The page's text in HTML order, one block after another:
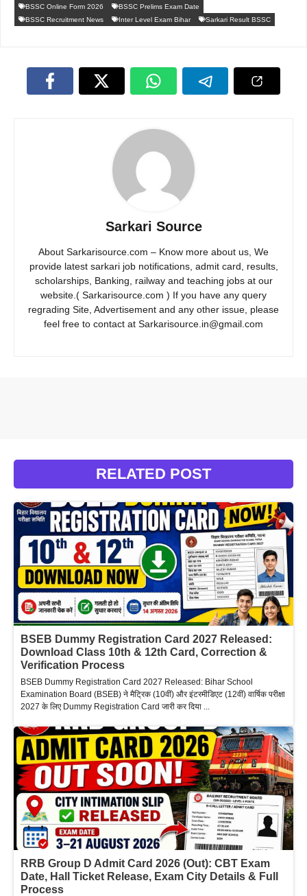
BSSC Online Form 2026
BSSC Prelims Exam Date
BSSC Recruitment News
Inter Level Exam Bihar Sarkari Result BSSC
Sarkari Source
About Sarkarisource.com – Know more about us, We
provide latest sarkari job notifications, admit card, results,
scholarships, Banking, railway and teaching jobs at our
website.( Sarkarisource.com ) If you have any query
regrading Site, Advertisement and any other issue, please
feel free to contact at Sarkarisource.in@gmail.com
RELATED POST
BSEB Dummy Registration Card 2027 Released:
Download Class 10th & 12th Card, Correction &
Verification Process
BSEB Dummy Registration Card 2027 Released: Bihar School
Examination Board (BSEB) ने मैट्रिक (10वीं) और इंटरमीडिएट (12वीं) वार्षिक परीक्षा
2027 के लिए Dummy Registration Card जारी कर दिया ...
RRB Group D Admit Card 2026 (Out): CBT Exam
Date, Hall Ticket Release, Exam City Details & Full
Process